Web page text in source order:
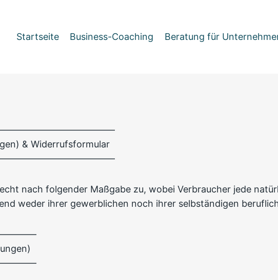
Startseite Business-Coaching Beratung für
& Widerrufsformular
nach folgender Maßgabe zu, wobei Verbraucher jede
weder ihrer gewerblichen noch ihrer selbständigen